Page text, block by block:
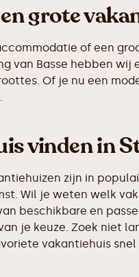
grote
of een
van Basse hebben
Of je nu een
vinden in
zijn in
Wil je weten welk
beschikbare en
je keuze. Zoek niet
vakantiehuis